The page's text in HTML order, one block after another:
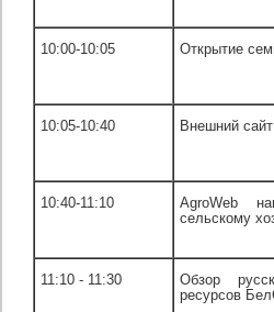
10:00-10:05 Открытие
10:05-10:40 Внешний
10:40-11:10
AgroWeb
сельскому
11:10 - 11:30
Обзор
ресурсов